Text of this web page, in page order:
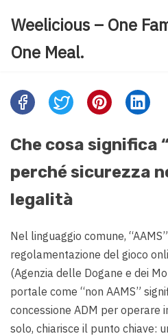
content
Weelicious – One
One Meal.
Share
this
post
on:
Che cosa significa
perché sicurezza
legalità
Nel linguaggio comune,
regolamentazione del gioco
(Agenzia delle Dogane e dei
portale come “non AAMS”
concessione ADM per operare
solo, chiarisce il punto chiave: